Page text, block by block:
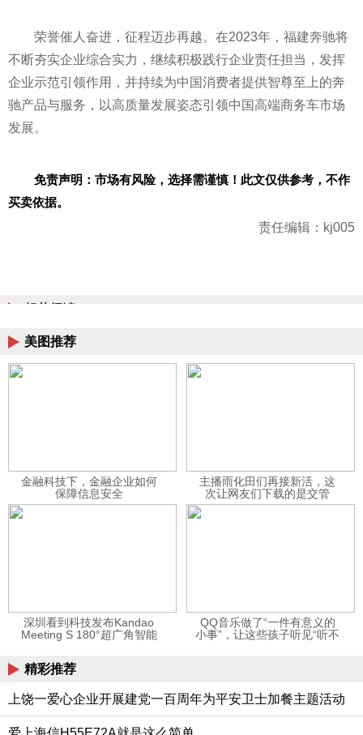
荣誉催人奋进，征程迈步再越。在2023年，福建奔驰将
不断夯实企业综合实力，继续积极践行企业责任担当，发挥
企业示范引领作用，并持续为中国消费者提供智尊至上的奔
驰产品与服务，以高质量发展姿态引领中国高端商务车市场
发展。
免责声明：市场有风险，选择需谨慎！此文仅供参考，不作
买卖依据。
责任编辑：kj005
相关阅读
美图推荐
金融科技下，金融企业如何
保障信息安全
主播雨化田们再接新活，这
次让网友们下载的是交管
12123APP
深圳看到科技发布Kandao
Meeting S 180°超广角智能
QQ音乐做了“一件有意义的
小事”，让这些孩子听见“听不
精彩推荐
上饶一爱心企业开展建党一百周年为平安卫士加餐主题活动